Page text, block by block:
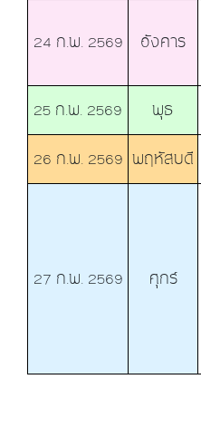
24 ก.พ. 2569 อังคาร
25 ก.พ. 2569
พุธ
26 ก.พ. 2569 พฤหัสบดี
27 ก.พ. 2569 ศุกร์